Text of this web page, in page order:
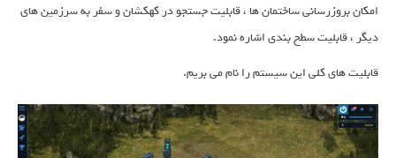
امکان بروزرسانی ساختمان ها ، قابلیت جستجو در کهکشان و سفر به سرزمین های
دیگر ، قابلیت سطح بندی اشاره نمود.
قابلیت های کلی این سیستم را نام می بریم.